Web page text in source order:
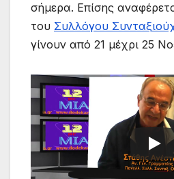
σήμερα. Επίσης
του Συλλόγου
γίνουν από 21 μέχρι 25